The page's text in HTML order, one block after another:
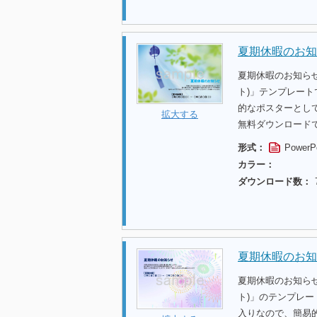
拡大する
夏期休暇のお
夏期休暇のお知ら
ト)」テンプレー
的なポスターとし
無料ダウンロード
形式：
カラー：
ダウンロード数：
夏期休暇のお
夏期休暇のお知ら
ト)」のテンプレ
入りなので、簡易